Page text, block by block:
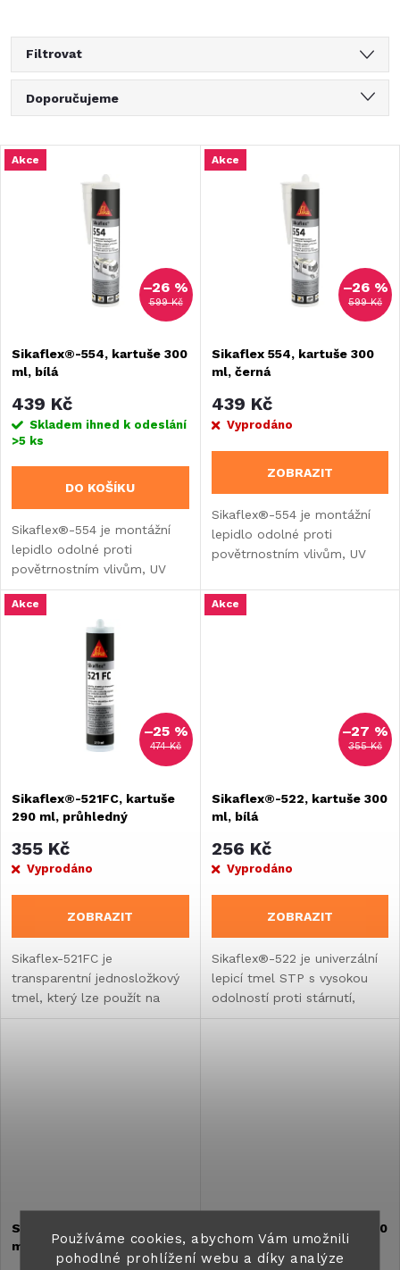
Používáme cookies, abychom Vám umožnili
pohodlné prohlížení webu a díky analýze
Filtrovat
Ř
a
p
r
o
d
u
k
Doporučujeme
Nejdražší
Nejprodávanější
Abecedně
V
s
p
r
o
d
u
k
Akce
599 Kč
–26 %
Sikaflex®-554, kartuše 300
ml, bílá
439 Kč
Skladem ihned k odeslání
>5 ks
DO KOŠÍKU
Sikaflex®-554 je montážní
lepidlo odolné proti
povětrnostním vlivům, UV
záření a stárnutí. Použitelný
na mnoha podkladech bez
základního nátěru.
Akce
599 Kč
–26 %
Sikaflex 554, kartuše 300
ml, černá
439 Kč
Vyprodáno
ZOBRAZIT
Sikaflex®-554 je montážní
lepidlo odolné proti
povětrnostním vlivům, UV
na mnoha podkladech bez
základního nátěru.
Akce
474 Kč
–25 %
Sikaflex®-521FC, kartuše
290 ml, průhledný
355 Kč
Vyprodáno
ZOBRAZIT
Sikaflex-521FC je
transparentní jednosložkový
tmel, který lze použít na
mnoho podkladů bez
Akce
355 Kč
–27 %
Sikaflex®-522, kartuše 300
ml, bílá
256 Kč
Vyprodáno
ZOBRAZIT
Sikaflex®-522 je univerzální
lepicí tmel STP s vysokou
odolností proti stárnutí,
plísním a povětrnostním
Sikaflex®-522, kartuše 300
ml, černá
Sikaflex®-522, kartuše 300
ml, šedá